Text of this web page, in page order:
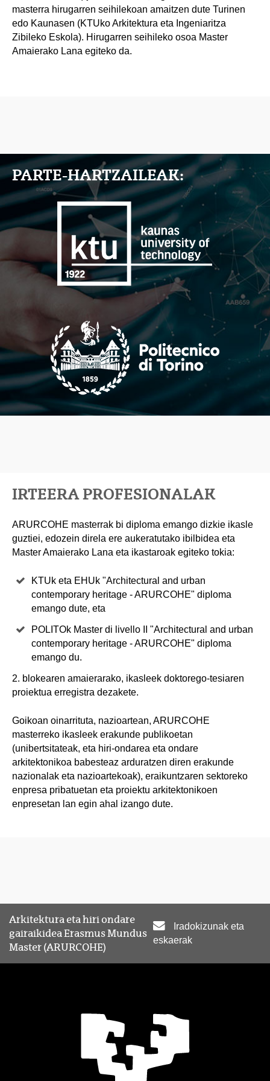
masterra hirugarren seihilekoan amaitzen dute Turinen
edo Kaunasen (KTUko Arkitektura eta Ingeniaritza
Zibileko Eskola). Hirugarren seihileko osoa Master
Amaierako Lana egiteko da.
PARTE-HARTZAILEAK:
IRTEERA PROFESIONALAK
ARURCOHE masterrak bi diploma emango dizkie ikasle
guztiei, edozein direla ere aukeratutako ibilbidea eta
Master Amaierako Lana eta ikastaroak egiteko tokia:
KTUk eta EHUk "Architectural and urban
contemporary heritage - ARURCOHE" diploma
emango dute, eta
POLITOk Master di livello II "Architectural and urban
contemporary heritage - ARURCOHE" diploma
emango du.
2. blokearen amaierarako, ikasleek doktorego-tesiaren
proiektua erregistra dezakete.
Goikoan oinarrituta, nazioartean, ARURCOHE
masterreko ikasleek erakunde publikoetan
(unibertsitateak, eta hiri-ondarea eta ondare
arkitektonikoa babesteaz arduratzen diren erakunde
nazionalak eta nazioartekoak), eraikuntzaren sektoreko
enpresa pribatuetan eta proiektu arkitektonikoen
enpresetan lan egin ahal izango dute.
Arkitektura eta hiri ondare
gairaikidea Erasmus Mundus
Master (ARURCOHE)
Iradokizunak eta
eskaerak